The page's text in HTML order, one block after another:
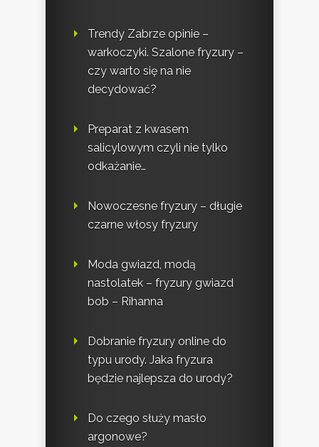
Trendy Zabrze opinie –
warkoczyki. Szalone fryzury –
czy warto się na nie
decydować?
Preparat z kwasem
salicylowym czyli nie tylko
odkażanie…
Nowoczesne fryzury – długie
czarne włosy fryzury
Moda gwiazd, modą
nastolatek – fryzury gwiazd
bob – Rihanna
Dobranie fryzury online do
typu urody. Jaka fryzura
będzie najlepsza do urody?
Do czego służy masło
argonowe?